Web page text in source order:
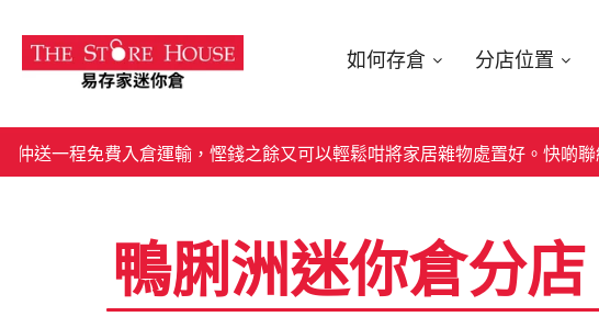
如何存倉 分店位置
免費入倉運輸，慳錢之餘又可以輕鬆咁將家居雜物處置好。快啲聯絡
鴨脷洲迷你倉分